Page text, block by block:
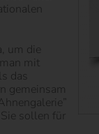
um die
mit
das
gemeinsam
sollen für